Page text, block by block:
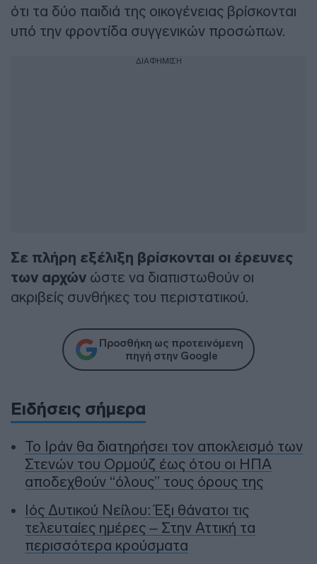
ότι τα δύο παιδιά της οικογένειας βρίσκονται
υπό την φροντίδα συγγενικών προσώπων.
ΔΙΑΦΗΜΙΣΗ
Σε πλήρη εξέλιξη βρίσκονται οι έρευνες
των αρχών ώστε να διαπιστωθούν οι
ακριβείς συνθήκες του περιστατικού.
Προσθήκη ως προτεινόμενη
πηγή στην Google
Ειδήσεις σήμερα
To Ιράν θα διατηρήσει τον αποκλεισμό των
Στενών του Ορμούζ έως ότου οι ΗΠΑ
αποδεχθούν “όλους” τους όρους της
Ιός Δυτικού Νείλου: Έξι θάνατοι τις
τελευταίες ημέρες – Στην Αττική τα
περισσότερα κρούσματα